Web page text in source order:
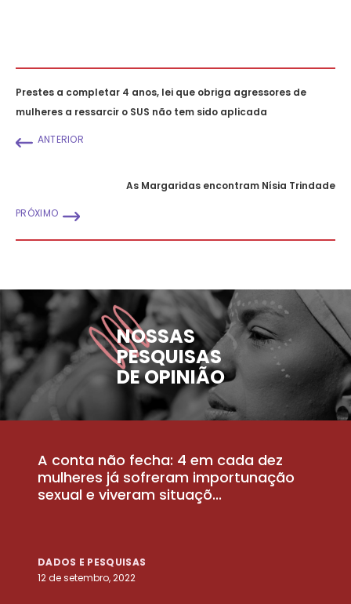
Prestes a completar 4 anos, lei que obriga agressores de
mulheres a ressarcir o SUS não tem sido aplicada
ANTERIOR
As Margaridas encontram Nísia Trindade
PRÓXIMO
NOSSAS
PESQUISAS
DE OPINIÃO
A conta não fecha: 4 em cada dez
mulheres já sofreram importunação
sexual e viveram situaçõ...
DADOS E PESQUISAS
12 de setembro, 2022